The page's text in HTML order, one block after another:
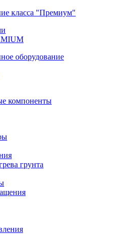
класса "Премиум"
оборудование
компоненты
грунта